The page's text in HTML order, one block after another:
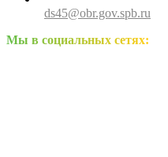
ds45@obr.gov.spb.ru
Мы в социальных сетях: